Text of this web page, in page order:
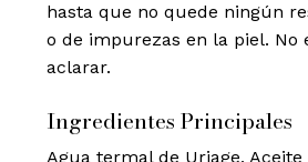
hasta que no quede ningún
o de impurezas en la piel. No
aclarar.
Ingredientes Principales
Agua termal de Uriage, Aceite